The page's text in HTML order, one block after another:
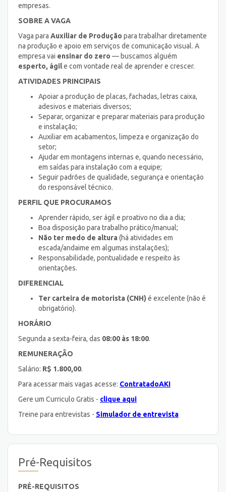
empresas.
SOBRE A VAGA
Vaga para Auxiliar de Produção para trabalhar diretamente
na produção e apoio em serviços de comunicação visual. A
empresa vai ensinar do zero — buscamos alguém
esperto, ágile com vontade real de aprender e crescer.
ATIVIDADES PRINCIPAIS
Apoiar a produção de placas, fachadas, letras caixa,
adesivos e materiais diversos;
Separar, organizar e preparar materiais para produção
e instalação;
Auxiliar em acabamentos, limpeza e organização do
setor;
Ajudar em montagens internas e, quando necessário,
em saídas para instalação com a equipe;
Seguir padrões de qualidade, segurança e orientação
do responsável técnico.
PERFIL QUE PROCURAMOS
Aprender rápido, ser ágil e proativo no dia a dia;
Boa disposição para trabalho prático/manual;
Não ter medo de altura (há atividades em
escada/andaime em algumas instalações);
Responsabilidade, pontualidade e respeito às
orientações.
DIFERENCIAL
Ter carteira de motorista (CNH) é excelente (não é
obrigatório).
HORÁRIO
Segunda a sexta-feira, das 08:00 às 18:00.
REMUNERAÇÃO
Salário: R$ 1.800,00.
Para acessar mais vagas acesse: ContratadoAKI
Gere um Curriculo Gratis - clique aqui
Treine para entrevistas - Simulador de entrevista
Pré-Requisitos
PRÉ-REQUISITOS